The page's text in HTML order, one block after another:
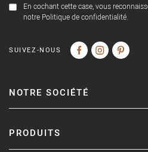
En cochant cette case, vous
notre Politique de confidentialité.
SUIVEZ-NOUS
NOTRE SOCIÉTÉ
PRODUITS